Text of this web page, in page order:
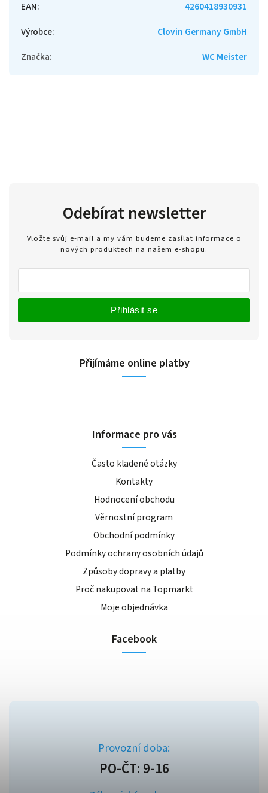
EAN:
4260418930931
Výrobce:
Clovin Germany GmbH
Značka: WC Meister
Odebírat newsletter
Vložte svůj e-mail a my vám budeme zasílat informace o
nových produktech na našem e-shopu.
Přihlásit se
Přijímáme online platby
Informace pro vás
Často kladené otázky
Kontakty
Hodnocení obchodu
Věrnostní program
Obchodní podmínky
Podmínky ochrany osobních údajů
Způsoby dopravy a platby
Proč nakupovat na Topmarkt
Moje objednávka
Facebook